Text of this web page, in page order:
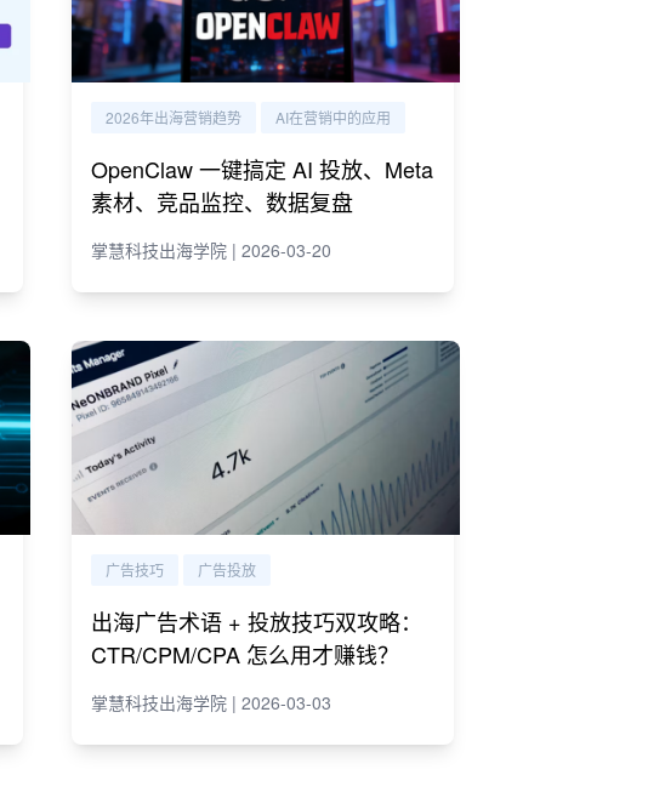
2026年出海营销趋势 AI在营销中的应用
OpenClaw 一键搞定 AI 投放、Meta
素材、竞品监控、数据复盘
掌慧科技出海学院 | 2026-03-20
广告技巧 广告投放
出海广告术语 + 投放技巧双攻略：
CTR/CPM/CPA 怎么用才赚钱？
掌慧科技出海学院 | 2026-03-03